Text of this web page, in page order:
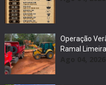
Operação
Ramal